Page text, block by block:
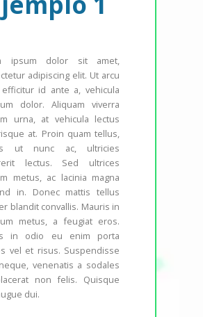
ipsum dolor sit amet,
adipiscing elit. Ut arcu
efficitur id ante a, vehicula
dolor. Aliquam viverra
urna, at vehicula lectus
at. Proin quam tellus,
ut nunc ac, ultricies
lectus. Sed ultrices
metus, ac lacinia magna
in. Donec mattis tellus
blandit convallis. Mauris in
metus, a feugiat eros.
in odio eu enim porta
vel et risus. Suspendisse
venenatis a sodales
non felis. Quisque
dui.